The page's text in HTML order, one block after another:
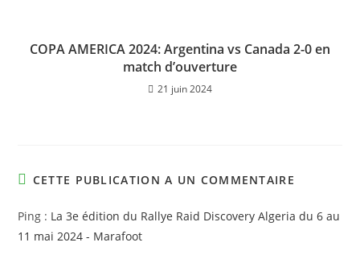
COPA AMERICA 2024: Argentina vs Canada 2-0 en
match d’ouverture
21 juin 2024
CETTE PUBLICATION A UN COMMENTAIRE
Ping : La 3e édition du Rallye Raid Discovery Algeria du 6 au
11 mai 2024 - Marafoot